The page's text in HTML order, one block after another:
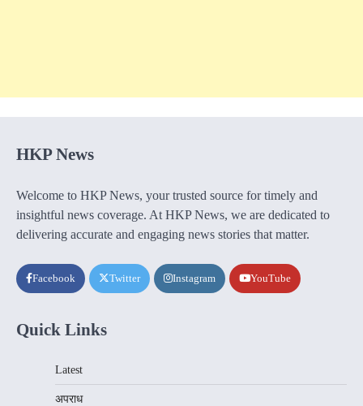
HKP News
Welcome to HKP News, your trusted source for timely and
insightful news coverage. At HKP News, we are dedicated to
delivering accurate and engaging news stories that matter.
Facebook Twitter Instagram YouTube
Quick Links
Latest
अपराध